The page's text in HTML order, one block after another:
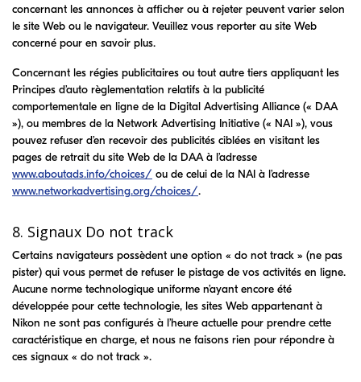
concernant les annonces à afficher ou à rejeter peuvent varier selon
le site Web ou le navigateur. Veuillez vous reporter au site Web
concerné pour en savoir plus.
Concernant les régies publicitaires ou tout autre tiers appliquant les
Principes d’auto règlementation relatifs à la publicité
comportementale en ligne de la Digital Advertising Alliance (« DAA
»), ou membres de la Network Advertising Initiative (« NAI »), vous
pouvez refuser d’en recevoir des publicités ciblées en visitant les
pages de retrait du site Web de la DAA à l’adresse
www.aboutads.info/choices/ ou de celui de la NAI à l’adresse
www.networkadvertising.org/choices/.
8. Signaux Do not track
Certains navigateurs possèdent une option « do not track » (ne pas
pister) qui vous permet de refuser le pistage de vos activités en ligne.
Aucune norme technologique uniforme n’ayant encore été
développée pour cette technologie, les sites Web appartenant à
Nikon ne sont pas configurés à l’heure actuelle pour prendre cette
caractéristique en charge, et nous ne faisons rien pour répondre à
ces signaux « do not track ».